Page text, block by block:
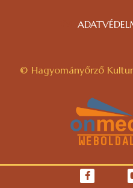
© Hagyományőrző